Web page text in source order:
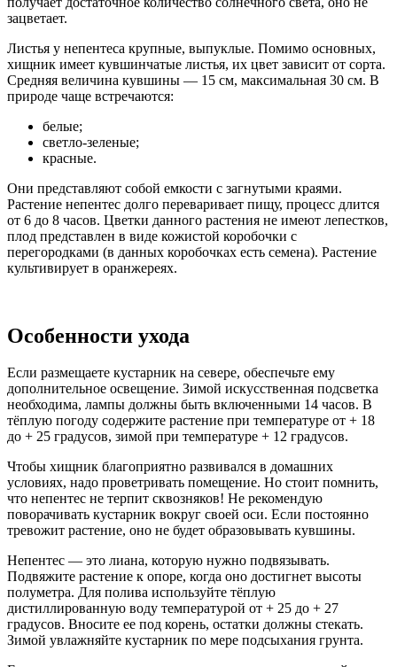
зацветает.
Листья у непентеса крупные, выпуклые. Помимо основных,
хищник имеет кувшинчатые листья, их цвет зависит от сорта.
Средняя величина кувшины — 15 см, максимальная 30 см. В
природе чаще встречаются:
белые;
светло-зеленые;
красные.
Они представляют собой емкости с загнутыми краями.
Растение непентес долго переваривает пищу, процесс длится
от 6 до 8 часов. Цветки данного растения не имеют лепестков,
плод представлен в виде кожистой коробочки с
перегородками (в данных коробочках есть семена). Растение
культивирует в оранжереях.
Особенности ухода
Если размещаете кустарник на севере, обеспечьте ему
дополнительное освещение. Зимой искусственная подсветка
необходима, лампы должны быть включенными 14 часов. В
тёплую погоду содержите растение при температуре от + 18
до + 25 градусов, зимой при температуре + 12 градусов.
Чтобы хищник благоприятно развивался в домашних
условиях, надо проветривать помещение. Но стоит помнить,
что непентес не терпит сквозняков! Не рекомендую
поворачивать кустарник вокруг своей оси. Если постоянно
тревожит растение, оно не будет образовывать кувшины.
Непентес — это лиана, которую нужно подвязывать.
Подвяжите растение к опоре, когда оно достигнет высоты
полуметра. Для полива используйте тёплую
дистиллированную воду температурой от + 25 до + 27
градусов. Вносите ее под корень, остатки должны стекать.
Зимой увлажняйте кустарник по мере подсыхания грунта.